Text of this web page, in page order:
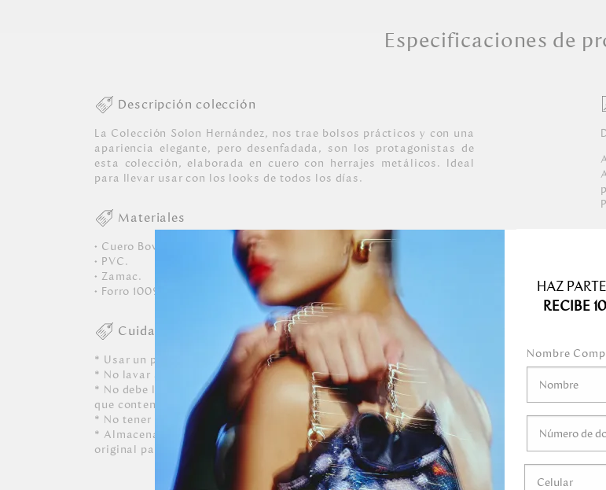
Especificaciones de
Descripción colección
La Colección Solon Hernández, nos trae bolsos prácticos y con una
apariencia elegante, pero desenfadada, son los protagonistas de
esta colección, elaborada en cuero con herrajes metálicos. Ideal
para llevar usar con los looks de todos los días.
Materiales
• Cuero Bovino.
• PVC.
• Zamac.
• Forro 100% Poliéster.
Cuidados
* Usar un paño blanco limpio ligeramente húmedo.
* No lavar a máquina, ni usar detergentes. No mojar.
* No debe limpiarse, ni dejarle caer perfumes, gel ni ningún líquido
que contenga alcohol o solvente.
* No tener contacto con tinta de bolígrafos, ni marcadores.
* Almacenar siempre en lugares ventilados y guardar en el empaque
original para conservar su forma.
HAZ
RECIBE
Nombre